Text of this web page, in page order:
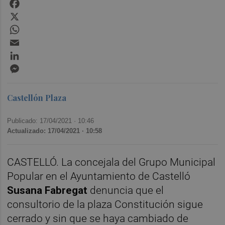
Castellón Plaza
Publicado: 17/04/2021 · 10:46
Actualizado: 17/04/2021 · 10:58
CASTELLÓ. La concejala del Grupo Municipal
Popular en el Ayuntamiento de Castelló
Susana Fabregat denuncia que el
consultorio de la plaza Constitución sigue
cerrado y sin que se haya cambiado de